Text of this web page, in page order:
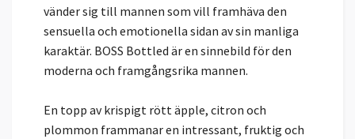
vänder sig till mannen som vill framhäva den
sensuella och emotionella sidan av sin manliga
karaktär. BOSS Bottled är en sinnebild för den
moderna och framgångsrika mannen.
En topp av krispigt rött äpple, citron och
plommon frammanar en intressant, fruktig och